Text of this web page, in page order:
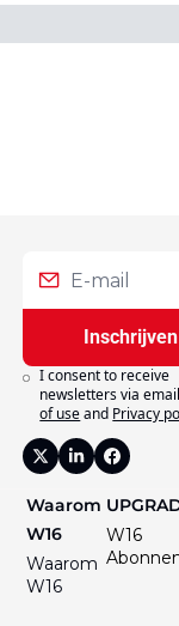
Inschrijven
I consent to receive
newsletters via
of useand Privacy
Waarom
W16
Waarom
W16
W16